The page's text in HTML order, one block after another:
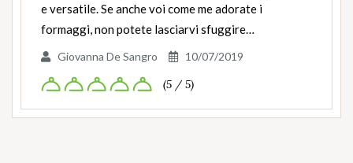
e versatile. Se anche voi come me adorate i
formaggi, non potete lasciarvi sfuggire…
Giovanna De Sangro 10/07/2019
(5 / 5)